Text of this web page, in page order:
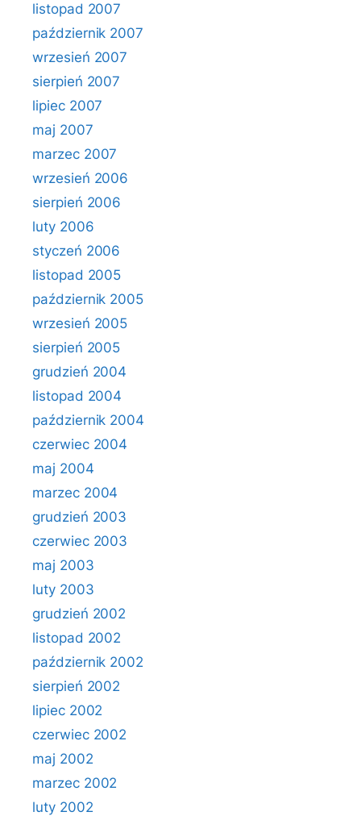
listopad 2007
październik 2007
wrzesień 2007
sierpień 2007
lipiec 2007
maj 2007
marzec 2007
wrzesień 2006
sierpień 2006
luty 2006
styczeń 2006
listopad 2005
październik 2005
wrzesień 2005
sierpień 2005
grudzień 2004
listopad 2004
październik 2004
czerwiec 2004
maj 2004
marzec 2004
grudzień 2003
czerwiec 2003
maj 2003
luty 2003
grudzień 2002
listopad 2002
październik 2002
sierpień 2002
lipiec 2002
czerwiec 2002
maj 2002
marzec 2002
luty 2002